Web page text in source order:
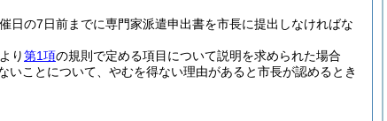
日の7日前までに専門家派遣申出書を市長に提出しなければな
り第1項の規則で定める項目について説明を求められた場合
いことについて、やむを得ない理由があると市長が認めるとき